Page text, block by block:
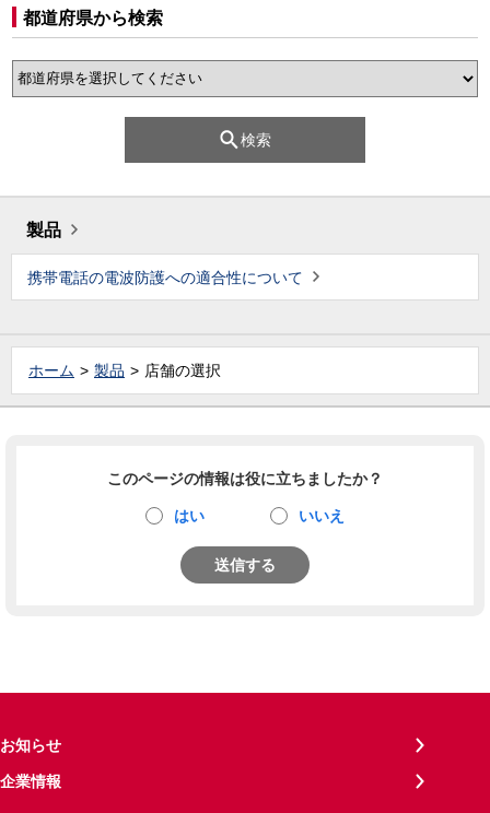
都道府県から検索
検索
製品
携帯電話の電波防護への適合性について
ホーム 製品 店舗の選択
このページの情報は役に立ちましたか？
はい いいえ
送信する
お知らせ
企業情報